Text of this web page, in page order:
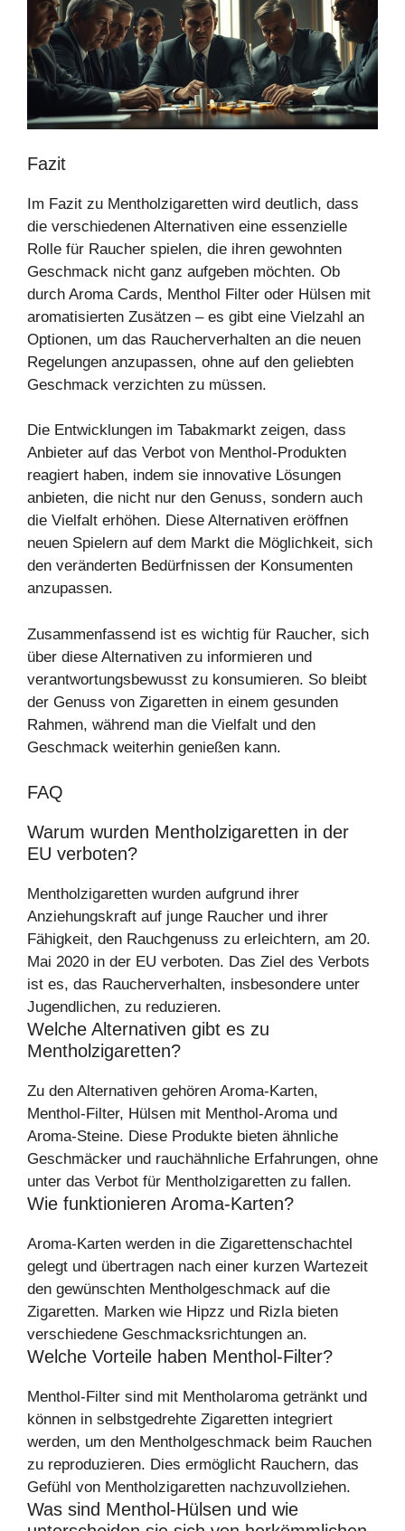
Fazit
Im Fazit zu Mentholzigaretten wird deutlich, dass
die verschiedenen Alternativen eine essenzielle
Rolle für Raucher spielen, die ihren gewohnten
Geschmack nicht ganz aufgeben möchten. Ob
durch Aroma Cards, Menthol Filter oder Hülsen mit
aromatisierten Zusätzen – es gibt eine Vielzahl an
Optionen, um das Raucherverhalten an die neuen
Regelungen anzupassen, ohne auf den geliebten
Geschmack verzichten zu müssen.
Die Entwicklungen im Tabakmarkt zeigen, dass
Anbieter auf das Verbot von Menthol-Produkten
reagiert haben, indem sie innovative Lösungen
anbieten, die nicht nur den Genuss, sondern auch
die Vielfalt erhöhen. Diese Alternativen eröffnen
neuen Spielern auf dem Markt die Möglichkeit, sich
den veränderten Bedürfnissen der Konsumenten
anzupassen.
Zusammenfassend ist es wichtig für Raucher, sich
über diese Alternativen zu informieren und
verantwortungsbewusst zu konsumieren. So bleibt
der Genuss von Zigaretten in einem gesunden
Rahmen, während man die Vielfalt und den
Geschmack weiterhin genießen kann.
FAQ
Warum wurden Mentholzigaretten in der
EU verboten?
Mentholzigaretten wurden aufgrund ihrer
Anziehungskraft auf junge Raucher und ihrer
Fähigkeit, den Rauchgenuss zu erleichtern, am 20.
Mai 2020 in der EU verboten. Das Ziel des Verbots
ist es, das Raucherverhalten, insbesondere unter
Jugendlichen, zu reduzieren.
Welche Alternativen gibt es zu
Mentholzigaretten?
Zu den Alternativen gehören Aroma-Karten,
Menthol-Filter, Hülsen mit Menthol-Aroma und
Aroma-Steine. Diese Produkte bieten ähnliche
Geschmäcker und rauchähnliche Erfahrungen, ohne
unter das Verbot für Mentholzigaretten zu fallen.
Wie funktionieren Aroma-Karten?
Aroma-Karten werden in die Zigarettenschachtel
gelegt und übertragen nach einer kurzen Wartezeit
den gewünschten Mentholgeschmack auf die
Zigaretten. Marken wie Hipzz und Rizla bieten
verschiedene Geschmacksrichtungen an.
Welche Vorteile haben Menthol-Filter?
Menthol-Filter sind mit Mentholaroma getränkt und
können in selbstgedrehte Zigaretten integriert
werden, um den Mentholgeschmack beim Rauchen
zu reproduzieren. Dies ermöglicht Rauchern, das
Gefühl von Mentholzigaretten nachzuvollziehen.
Was sind Menthol-Hülsen und wie